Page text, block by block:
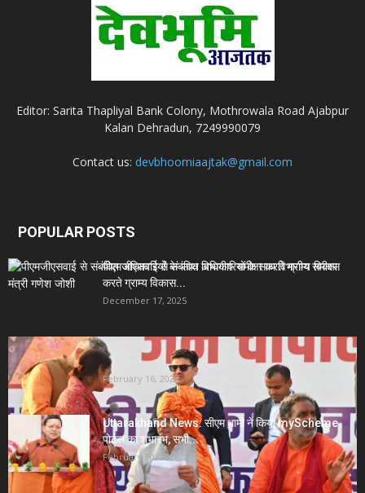
Editor: Sarita Thapliyal Bank Colony, Mothrowala Road Ajabpur
Kalan Dehradun, 7249990079
Contact us: devbhoomiaajtak@gmail.com
POPULAR POSTS
पीएमजीएसवाई से संबंधित अधिकारियों के साथ विभागीय समीक्षा
करते ग्राम्य विकास...
December 17, 2025
Uttarakhand News- सीएम धामी सख्त: जनता की समस्याओं
पर देरी बर्दाश्त...
February 16, 2026
Uttarakhand News: सीएम धामी ने किया myScheme
पोर्टल का शुभारंभ, सभी...
February 20, 2026